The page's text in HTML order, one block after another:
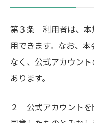
第３条 利用者は、本
用できます。なお、
なく、公式アカウン
あります。
２ 公式アカウントを